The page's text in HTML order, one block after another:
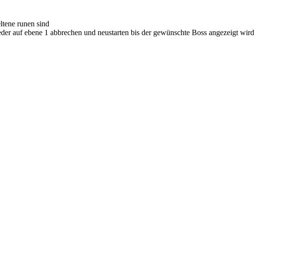
runen sind
auf ebene 1 abbrechen und neustarten bis der gewünschte Boss angezeigt wird